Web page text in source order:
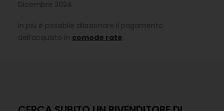
Dicembre 2024.
In più è possibile dilazionare il pagamento
dell’acquisto in comode rate.